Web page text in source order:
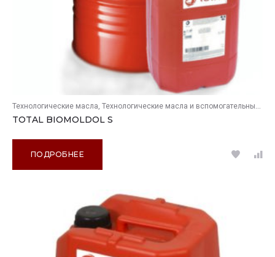
Технологические масла Технологические масла и вспомогательные продукты
TOTAL BIOMOLDOL S
ПОДРОБНЕЕ